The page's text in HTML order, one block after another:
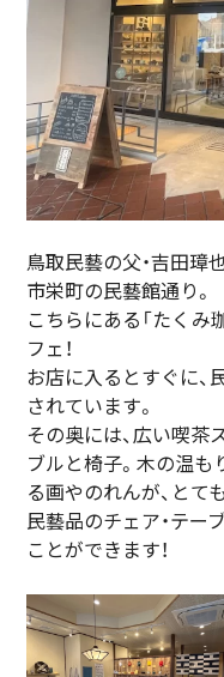
鳥取民藝の父・吉田璋
市栄町の民藝館通り。
こちらにある「たくみ
フェ！
お店に入るとすぐに、
されています。
その奥には、広い喫茶
ブルと椅子。木の温も
る画やのれんが、とて
民藝品のチェア・テー
ことができます！